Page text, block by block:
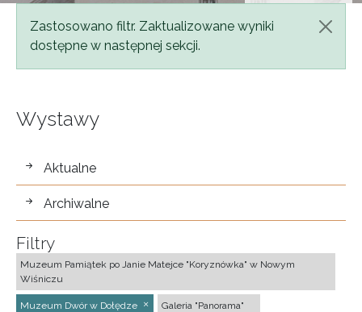
Komunikat
Zastosowano filtr. Zaktualizowane wyniki
dostępne w następnej sekcji.
Wystawy
wystawy
Aktualne
Archiwalne
Filtry
Muzeum Pamiątek po Janie Matejce "Koryznówka" w Nowym
Wiśniczu
Muzeum Dwór w Dołędze Galeria "Panorama"